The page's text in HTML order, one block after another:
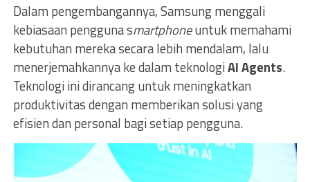
Dalam pengembangannya, Samsung menggali
kebiasaan pengguna smartphoneuntuk memahami
kebutuhan mereka secara lebih mendalam, lalu
menerjemahkannya ke dalam teknologiAI Agents.
Teknologi ini dirancang untuk meningkatkan
produktivitas dengan memberikan solusi yang
efisien dan personal bagi setiap pengguna.